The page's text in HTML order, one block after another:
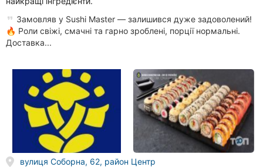
Замовляв у Sushi Master — залишився дуже задоволений!
🔥 Роли свіжі, смачні та гарно зроблені, порції нормальні.
Доставка...
вулиця Соборна, 62, район Центр